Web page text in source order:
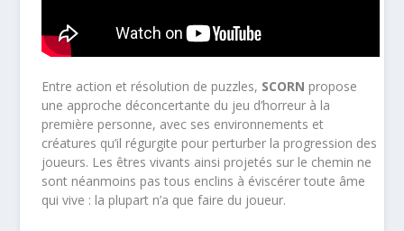
Entre action et résolution de puzzles, SCORN propose
une approche déconcertante du jeu d’horreur à la
première personne, avec ses environnements et
créatures qu’il régurgite pour perturber la progression des
joueurs. Les êtres vivants ainsi projetés sur le chemin ne
sont néanmoins pas tous enclins à éviscérer toute âme
qui vive : la plupart n’a que faire du joueur.